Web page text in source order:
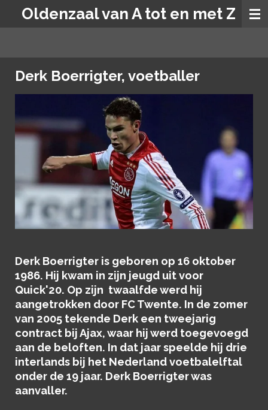
direct
Oldenzaal van A tot en met Z
Derk Boerrigter, voetballer
Derk Boerrigter is geboren op 16 oktober
1986. Hij kwam in zijn jeugd uit voor
Quick'20. Op zijn twaalfde werd hij
aangetrokken door FC Twente. In de zomer
van 2005 tekende Derk een tweejarig
contract bij Ajax, waar hij werd toegevoegd
aan de beloften. In dat jaar speelde hij drie
interlands bij het Nederland voetbalelftal
onder de 19 jaar. Derk Boerrigter was
aanvaller.